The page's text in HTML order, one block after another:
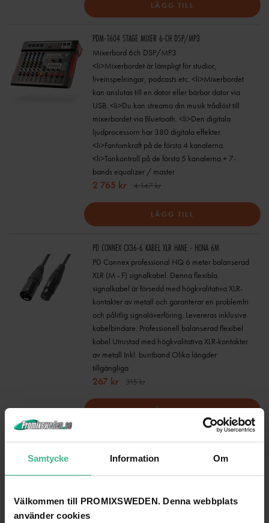
Samtycke Information Om
Välkommen till PROMIXSWEDEN. Denna webbplats
använder cookies
LÄGG TILL
PDM-T604 STAGE MIXER 6-CH DSP/MP3
Mixerbord 6ch DSP/MP3
<li>Mixerbordet är lämpligt för studior,
liveinspelningar, podcasts etc. <li>Mixerbordet
kan anslutas till en dator eller bärbar dator via
USB. <li>Du kan streama din musik trådlöst till
mixerbordet via Bluetooth. <li>Den digitala
ljudprocessorn har 380 digitala effekter.
<li>Fantomkraft på de första 4 kanalerna.
<li>Tonkontroll på de första 5 kanalerna + 7-
bands equalizer / master
2 765 kr 4 147 kr
LÄGG TILL
PD CONNEX CX36-6 KABEL XLR HANE - HONA 6M
PD Connex professional HQ 6 meter balanserad
XLR (M - F) signalkabel. Denna flexibla
signalkabel är försedd med högkvalitativa XLR-
kontakter av metall och garanterar en problemfri
och pålitlig signalöverföring. Levereras inklusive
kabelbindare. Professionell balanserad flexibel
kabel Utrustad med högkvalitativa XLR-kontakter
av metall Inkl. buntband Olika längder
tillgängliga
267 kr 315 kr
LÄGG TILL
PD CONNEX CX35-12 KABEL XLR HANE - HONA 12M
Mikrofonkabel XLR-XLR CX35-12 SKY-176.030
flexibla signalkabel är försedd med högkvalitativa